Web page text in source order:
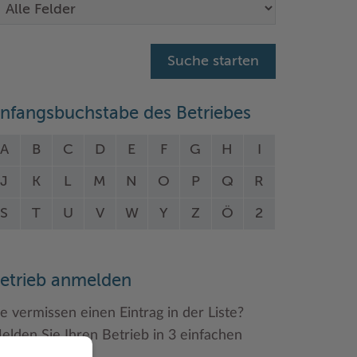
des Betriebes
A B C D E F G H
J K L M N O P Q R
S T U V W Y Z Ö 2
anmelden
vermissen einen Eintrag in der Liste?
Sie Ihren Betrieb in 3 einfachen